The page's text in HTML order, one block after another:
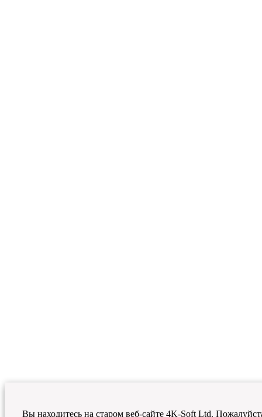
Вы находитесь на старом веб-сайте 4K-Soft Ltd.